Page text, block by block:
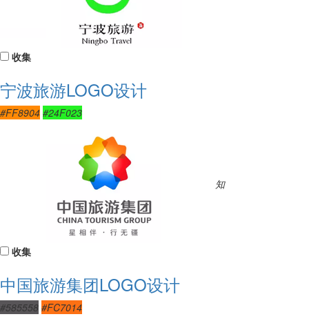
收集
宁波旅游LOGO设计
#FF8904 #24F023
知
收集
中国旅游集团LOGO设计
#585558 #FC7014